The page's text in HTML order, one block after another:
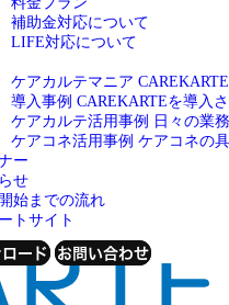
補助金対応について
LIFE対応について
ケアカルテマニア
導入事例 CAREKARTEを導入
ケアカルテ活用事例
日々の業
ケアコネ活用事例 ケアコネの
ー
せ
始までの流れ
トサイト
ード お問い合わせ
や機器